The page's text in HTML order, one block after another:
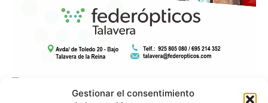
Gestionar el consentimiento